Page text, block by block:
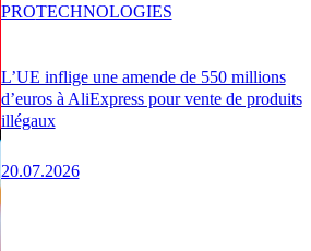
L’UE inflige une amende de 550 millions
d’euros à AliExpress pour vente de produits
illégaux
20.07.2026
PROTECHNOLOGIES